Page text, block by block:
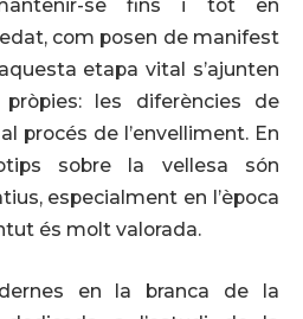
se fins i tot en
com posen de manifest
etapa vital s’ajunten
les diferències de
procés de l’envelliment. En
sobre la vellesa són
especialment en l’època
és molt valorada.
en la branca de la